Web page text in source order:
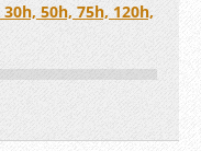
50h, 75h, 120h,